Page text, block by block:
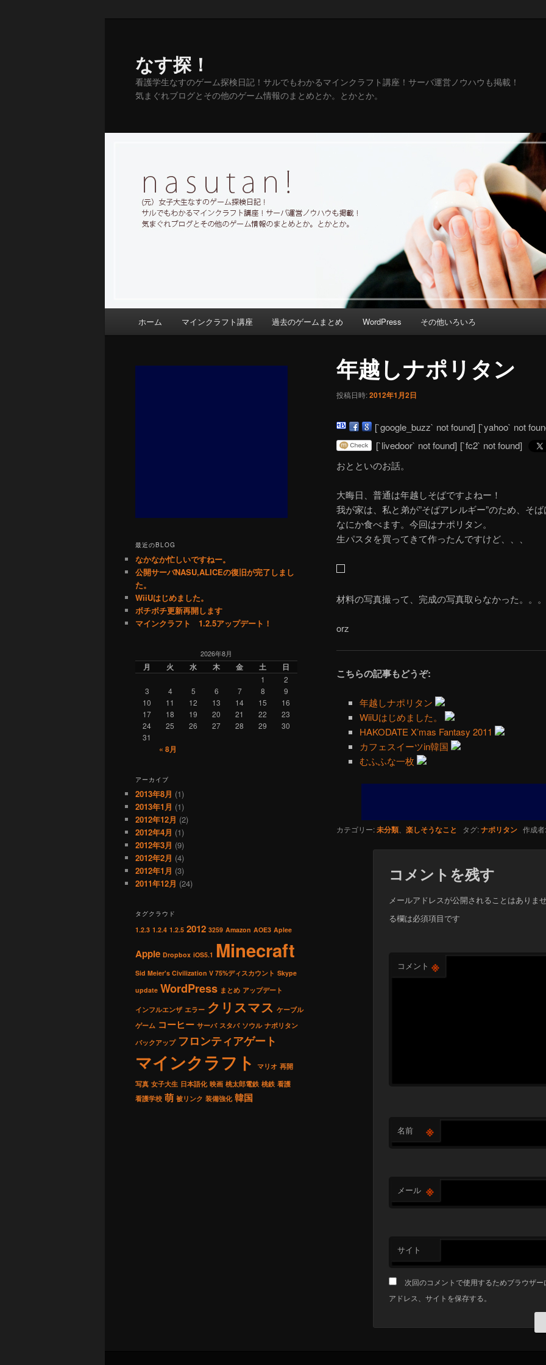
なす探！
看護学生なすのゲーム探検日記！サルでもわかるマインクラフト講座！サーバ運営ノウハウも掲載！
気まぐれブログとその他のゲーム情報のまとめとか。とかとか。
ホーム マインクラフト講座 過去のゲームまとめ WordPress その他いろいろ
年越しナポリタン
投稿日時:2012年1月2日
[`google_buzz` not found] [`yahoo` not
[`livedoor` not found] [`fc2` not found]
おとといのお話。
大晦日、普通は年越しそばですよねー！
我が家は、私と弟が”そばアレルギー”のため、そ
なにか食べます。今回はナポリタン。
生パスタを買ってきて作ったんですけど、、、
材料の写真撮って、完成の写真取らなかった。。。
orz
こちらの記事もどうぞ:
年越しナポリタン
WiiUはじめました。
HAKODATE X’mas Fantasy 2011
カフェスイーツin韓国
むふふな一枚
カテゴリー:未分類 楽しそうなこと タグ:ナポリタン 作成
コメントを残す
メールアドレスが公開されることはありま
る欄は必須項目です
コメント ※
名前 ※
メール ※
サイト
次回のコメントで使用するためブラウザ
アドレス、サイトを保存する。
最近のBLOG
なかなか忙しいですねー。
公開サーバNASU,ALICEの復旧が完了しまし
た。
WiiUはじめました。
ボチボチ更新再開します
マインクラフト 1.2.5アップデート！
2026年8月
月 火 水 木 金 土 日
1
2
3
4 5 6 7 8
9
10
11 12 13 14 15
16
17
18 19 20 21 22
23
24
25 26 27 28 29
30
31
« 8月
アーカイブ
2013年8月 (1)
2013年1月 (1)
2012年12月 (2)
2012年4月 (1)
2012年3月 (9)
2012年2月 (4)
2012年1月 (3)
2011年12月 (24)
タグクラウド
1.2.3 1.2.4 1.2.5 2012 3259 Amazon AOE3 Aplee
Apple Dropbox iOS5.1 Minecraft
Sid Meier's Civilization V 75%ディスカウント Skype
update WordPress まとめ アップデート
インフルエンザ エラー クリスマス ケーブル
ゲーム コーヒー サーバ スタバ ソウル ナポリタン
バックアップ フロンティアゲート
マインクラフト マリオ 再開
写真 女子大生 日本語化 映画 桃太郎電鉄 桃鉄 看護
看護学校 萌 被リンク 装備強化 韓国